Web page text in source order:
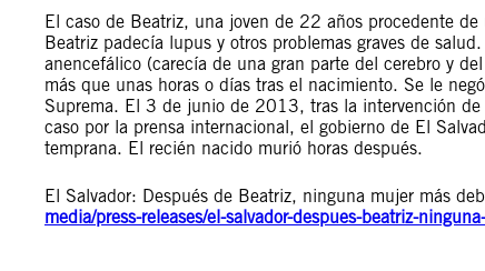
El caso de Beatriz, una joven de 22 años procedente
Beatriz padecía lupus y otros problemas graves de
anencefálico (carecía de una gran parte del cerebro y
más que unas horas o días tras el nacimiento. Se le
Suprema. El 3 de junio de 2013, tras la intervención
caso por la prensa internacional, el gobierno de El
temprana. El recién nacido murió horas después.
El Salvador: Después de Beatriz, ninguna mujer más
media/press-releases/el-salvador-despues-beatriz-